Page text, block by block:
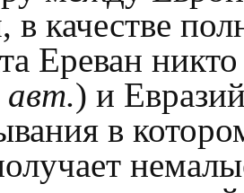
в качестве
Ереван
) и
в